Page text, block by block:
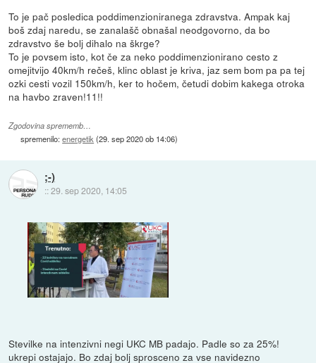
To je pač posledica poddimenzioniranega zdravstva. Ampak kaj
boš zdaj naredu, se zanalašč obnašal neodgovorno, da bo
zdravstvo še bolj dihalo na škrge?
To je povsem isto, kot če za neko poddimenzionirano cesto z
omejitvijo 40km/h rečeš, klinc oblast je kriva, jaz sem bom pa pa tej
ozki cesti vozil 150km/h, ker to hočem, četudi dobim kakega otroka
na havbo zraven!11!!
Zgodovina sprememb…
spremenilo:energetik(29. sep 2020 ob 14:06)
;-)
::29. sep 2020, 14:05
Stevilke na intenzivni negi UKC MB padajo. Padle so za 25%!
ukrepi ostajajo. Bo zdaj bolj sprosceno za vse navidezno